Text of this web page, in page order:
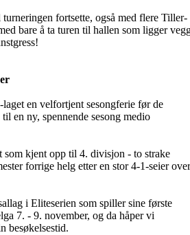
fortsette, også med flere Tiller-
bare å ta turen til hallen som ligger
en velfortjent sesongferie før de
en ny, spennende sesong medio
som kjent opp til 4. divisjon - to strake
forrige helg etter en stor 4-1-seier over
i Eliteserien som spiller sine første
7. - 9. november, og da håper vi
besøkelsestid.